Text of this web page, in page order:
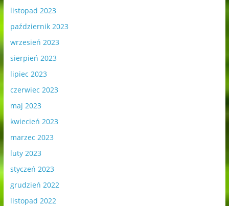
listopad 2023
październik 2023
wrzesień 2023
sierpień 2023
lipiec 2023
czerwiec 2023
maj 2023
kwiecień 2023
marzec 2023
luty 2023
styczeń 2023
grudzień 2022
listopad 2022